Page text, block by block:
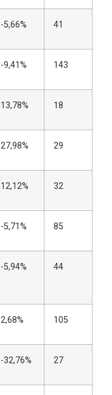
-5,66% 41
-9,41% 143
13,78% 18
27,98% 29
12,12% 32
-5,71% 85
-5,94% 44
2,68% 105
-32,76% 27